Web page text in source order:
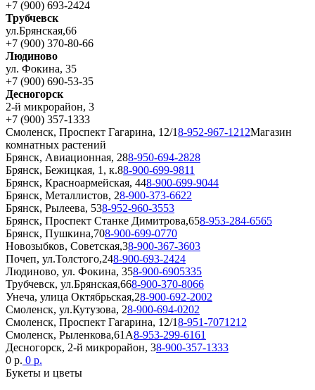
+7 (900) 693-2424
Трубчевск
ул.Брянская,66
+7 (900) 370-80-66
Людиново
ул. Фокина, 35
+7 (900) 690-53-35
Десногорск
2-й микрорайон, 3
+7 (900) 357-1333
Смоленск, Проспект Гагарина, 12/18-952-967-1212Магазин
комнатных растений
Брянск, Авиационная, 288-950-694-2828
Брянск, Бежицкая, 1, к.88-900-699-9811
Брянск, Красноармейская, 448-900-699-9044
Брянск, Металлистов, 28-900-373-6622
Брянск, Рылеева, 538-952-960-3553
Брянск, Проспект Станке Димитрова,658-953-284-6565
Брянск, Пушкина,708-900-699-0770
Новозыбков, Советская,38-900-367-3603
Почеп, ул.Толстого,248-900-693-2424
Людиново, ул. Фокина, 358-900-6905335
Трубчевск, ул.Брянская,668-900-370-8066
Унеча, улица Октябрьская,28-900-692-2002
Смоленск, ул.Кутузова, 28-900-694-0202
Смоленск, Проспект Гагарина, 12/18-951-7071212
Смоленск, Рыленкова,61А8-953-299-6161
Десногорск, 2-й микрорайон, 38-900-357-1333
0 р. 0 р.
Букеты и цветы